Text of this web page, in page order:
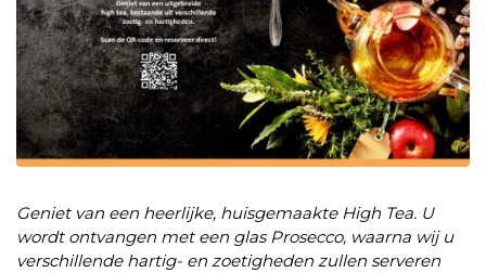
Geniet van een heerlijke, huisgemaakte High Tea. U
wordt ontvangen met een glas Prosecco, waarna wij u
verschillende hartig- en zoetigheden zullen serveren